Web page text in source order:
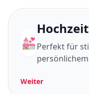
💒
Hochzeit
Perfekt für
Weiter